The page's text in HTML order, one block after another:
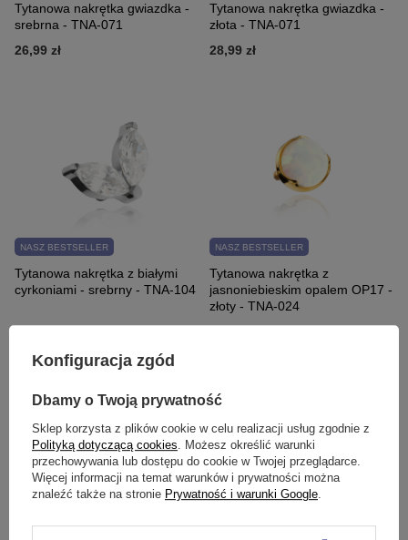
Tytanowa nakrętka gwiazdka -
srebrna - TNA-071
26,99 zł
Tytanowa nakrętka gwiazdka -
złota - TNA-071
28,99 zł
NASZ BESTSELLER
Tytanowa nakrętka z białymi
cyrkoniami - srebrny - TNA-104
NASZ BESTSELLER
Tytanowa nakrętka z
jasnoniebieskim opalem OP17 -
złoty - TNA-024
Konfiguracja zgód
Dbamy o Twoją prywatność
Sklep korzysta z plików cookie w celu realizacji usług zgodnie z
Polityką dotyczącą cookies. Możesz określić warunki
przechowywania lub dostępu do cookie w Twojej przeglądarce.
Więcej informacji na temat warunków i prywatności można
znaleźć także na stronie Prywatność i warunki Google.